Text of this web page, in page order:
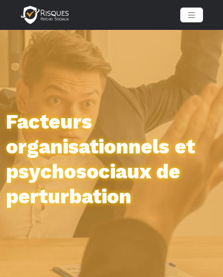
Facteurs
organisationnels et
psychosociaux de
perturbation